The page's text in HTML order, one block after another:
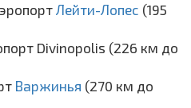
Лейти-Лопес (195
Divinopolis (226 км до
Варжинья (270 км до